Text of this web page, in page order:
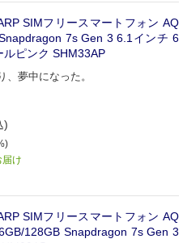
SIMフリースマートフォン AQ
7s Gen 3 6.1インチ 6
ピンク SHM33AP
、夢中になった。
)
け
SIMフリースマートフォン AQ
128GB Snapdragon 7s Gen 3